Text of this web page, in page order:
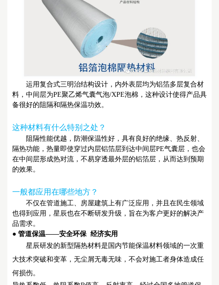
运用复合式三明治结构设计，内外表层均为铝箔多层复合材
料，中间层为PE聚乙烯气囊气泡/XPE泡棉，这种设计使得产品具
备很好的阻隔和隔热保温功效。
这种材料有什么特别之处？
阻隔性能优越，防潮保温性好，具有良好的绝缘、热反射、
隔热功能，热量即使穿过内层铝箔层到达中间层PE气囊层，也会
在中间层形成热对流，不易穿透最外层的铝箔层，从而达到预期
的效果。
一般都应用在哪些地方？
不仅在管道施工、房屋建筑上有广泛应用，并且在民生领域
也得到应用，星辰也在不断研发升级，旨在为客户更好的解决产
品需求。
● 管道保温——安全环保 经济实用
星辰研发的新型隔热材料是国内节能保温材料领域的一次重
大技术突破和变革，无尘屑无毒无味，不会对施工者身体造成任
何损伤。